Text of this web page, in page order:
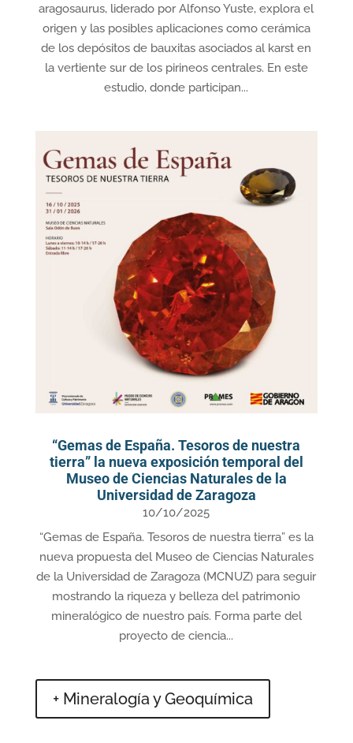
aragosaurus, liderado por Alfonso Yuste, explora el
origen y las posibles aplicaciones como cerámica
de los depósitos de bauxitas asociados al karst en
la vertiente sur de los pirineos centrales. En este
estudio, donde participan...
“Gemas de España. Tesoros de nuestra
tierra” la nueva exposición temporal del
Museo de Ciencias Naturales de la
Universidad de Zaragoza
10/10/2025
“Gemas de España. Tesoros de nuestra tierra” es la
nueva propuesta del Museo de Ciencias Naturales
de la Universidad de Zaragoza (MCNUZ) para seguir
mostrando la riqueza y belleza del patrimonio
mineralógico de nuestro país. Forma parte del
proyecto de ciencia...
+ Mineralogía y Geoquímica